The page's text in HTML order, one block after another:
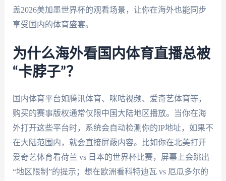
盖2026美加墨世界杯的观看场景，让你在海外也能同步
享受国内的体育盛宴。
为什么海外看国内体育直播总被
“卡脖子”？
国内体育平台如腾讯体育、咪咕视频、爱奇艺体育等，
购买的赛事版权通常仅限中国大陆地区播放。当你在海
外打开这些平台时，系统会自动检测你的IP地址，如果不
在大陆范围内，就会直接屏蔽内容。比如你在北美打开
爱奇艺体育看荷兰 vs 日本的世界杯比赛，屏幕上会跳出
“地区限制”的提示；想在欧洲看科特迪瓦 vs 厄瓜多尔的